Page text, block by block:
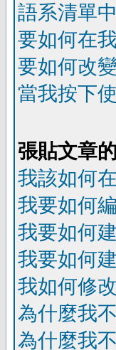
語系清單
要如何在
要如何改
當我按下
張貼文章
我該如何
我要如何
我要如何
我要如何
我如何修
為什麼我
為什麼我